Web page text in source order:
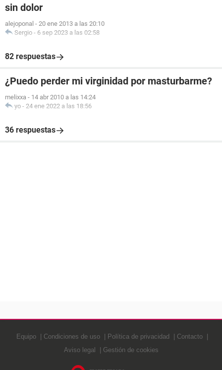
sin dolor
alejoponal - 20 ene 2013 a las 20:10
Sergio - 6 sep 2023 a las 02:58
82 respuestas
¿Puedo perder mi virginidad por masturbarme?
melixxa - 14 abr 2010 a las 14:24
yo - 24 ene 2022 a las 18:56
36 respuestas
Equipo Condiciones de uso Política de privacidad
Contacto
Aviso legal
Gestión de cookies